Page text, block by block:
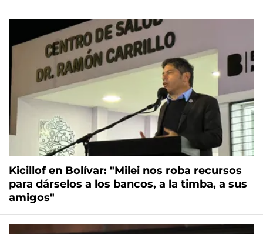
Kicillof en Bolívar: "Milei nos roba recursos
para dárselos a los bancos, a la timba, a sus
amigos"